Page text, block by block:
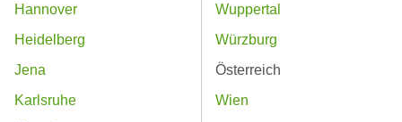
Hannover
Heidelberg
Jena
Karlsruhe
Wuppertal
Würzburg
Österreich
Wien